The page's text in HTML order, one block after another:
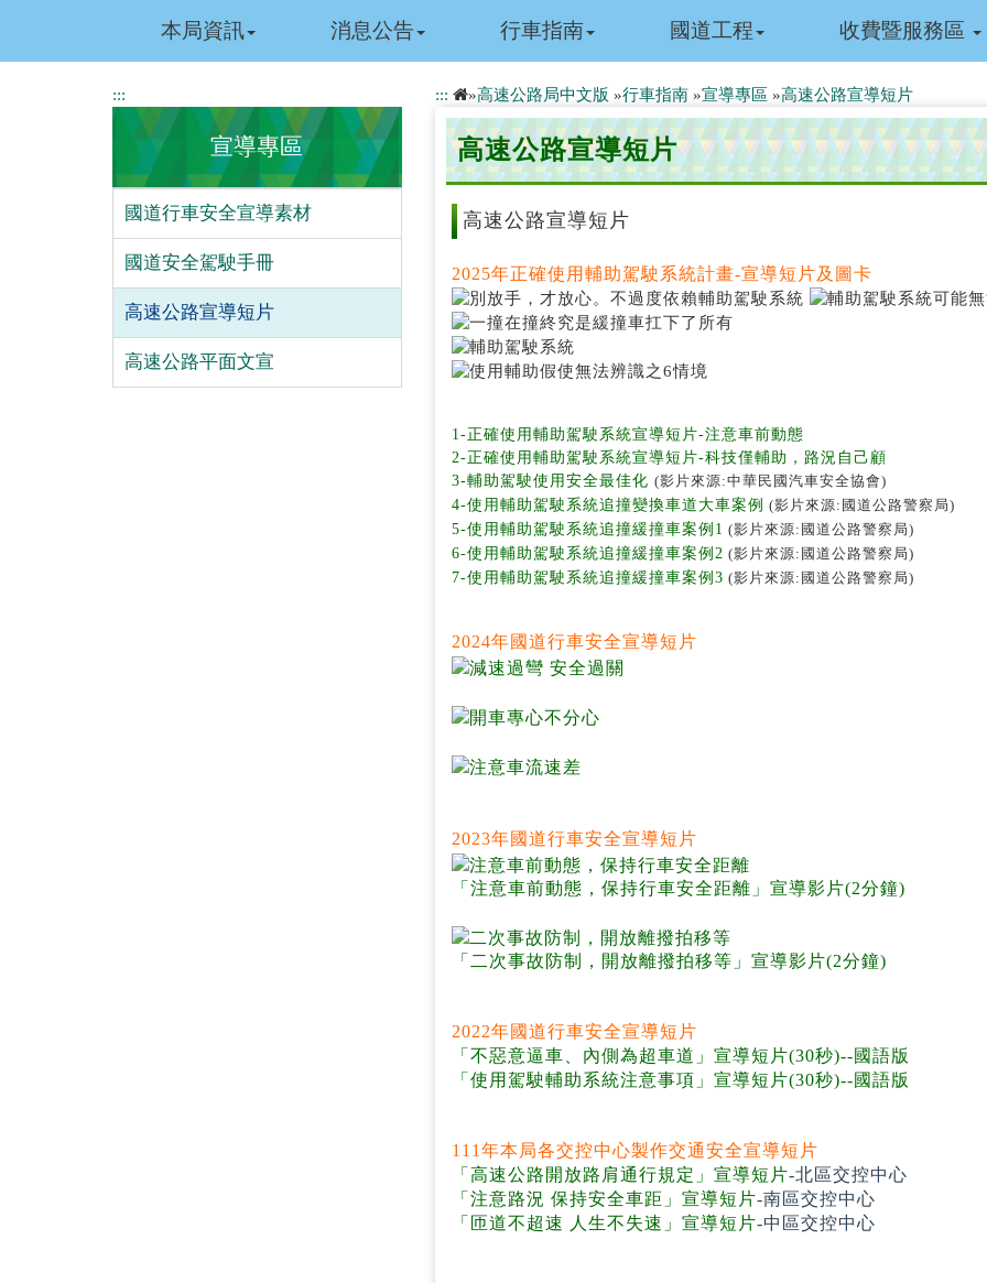
本局資訊 消息公告 行車指南 國道工程 收費暨服務區
:::
宣導專區
國道行車安全宣導素材
國道安全駕駛手冊
高速公路宣導短片
高速公路平面文宣
::: »高速公路局中文版 »行車指南»宣導專區 »高速公路宣導短片
高速公路宣導短片
高速公路宣導短片
2025年正確使用輔助駕駛系統計畫-宣導短片及圖卡
1-正確使用輔助駕駛系統宣導短片-注意車前動態
2-正確使用輔助駕駛系統宣導短片-科技僅輔助，路況自己顧
3-輔助駕駛使用安全最佳化 (影片來源:中華民國汽車安全協會)
4-使用輔助駕駛系統追撞變換車道大車案例 (影片來源:國道公路警察局)
5-使用輔助駕駛系統追撞緩撞車案例1 (影片來源:國道公路警察局)
6-使用輔助駕駛系統追撞緩撞車案例2 (影片來源:國道公路警察局)
7-使用輔助駕駛系統追撞緩撞車案例3 (影片來源:國道公路警察局)
2024年國道行車安全宣導短片
2023年國道行車安全宣導短片
「注意車前動態，保持行車安全距離」宣導影片(2分鐘)
「二次事故防制，開放離撥拍移等」宣導影片(2分鐘)
2022年國道行車安全宣導短片
「不惡意逼車、內側為超車道」宣導短片(30秒)--國語版
「使用駕駛輔助系統注意事項」宣導短片(30秒)--國語版
111年本局各交控中心製作交通安全宣導短片
「高速公路開放路肩通行規定」宣導短片-北區交控中心
「注意路況 保持安全車距」宣導短片-南區交控中心
「匝道不超速 人生不失速」宣導短片-中區交控中心